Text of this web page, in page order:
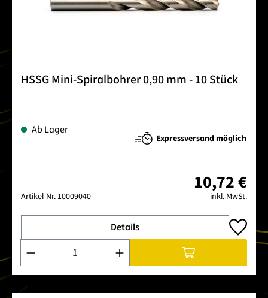
HSSG Mini-Spiralbohrer 0,90 mm - 10 Stück
Ab Lager
Expressversand möglich
Artikel-Nr. 10009040
10,72 €
inkl. MwSt.
Details
Produkt Anzahl: Gib den gewünschten Wert ein oder